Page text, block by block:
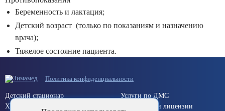
Беременность и лактация;
Детский возраст (только по показаниям и назначению
врача);
Тяжелое состояние пациента.
Политика конфиденциальности
Детский стационар
Хирургический стационар
Услуги по ДМС
Документы и лицензии